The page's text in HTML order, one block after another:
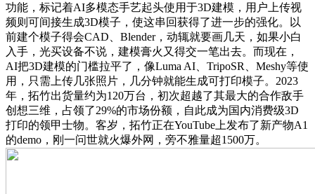
功能，标记着AI多模态手艺起头使用于3D建模，用户上传视
频则可间接生成3D模子，使这串回获得了进一步的强化。以
前建个模子得会CAD、Blender，动辄就要画几天，如果小白
入手，光买设备不说，建模膏火又得交一笔出去。而现在，
AI把3D建模的门槛拉平了，像Luma AI、TripoSR、Meshy等使
用，只需上传几张照片，几分钟就能生成可打印模子。2023
年，拓竹出货量约为120万台，初次超越了其最大的合作敌手
创想三维，占领了29%的市场份额，自此成为国内消费级3D
打印的领甲士物。客岁，拓竹正在YouTube上发布了新产物A1
的demo，刚一问世就火爆外网，旁不雅量超1500万。